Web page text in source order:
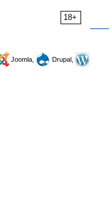
18+
Joomla,
Drupal,